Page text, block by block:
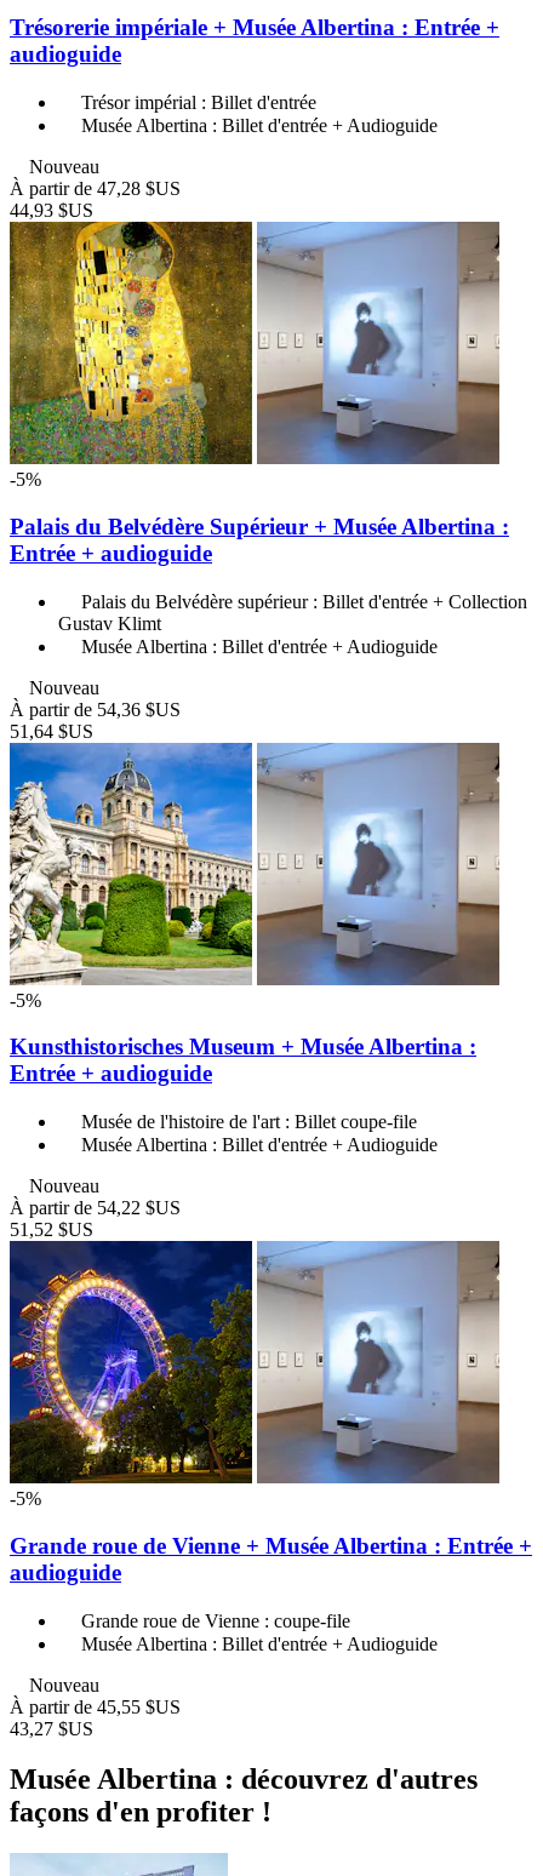
Trésorerie impériale + Musée Albertina : Entrée +
audioguide
Trésor impérial : Billet d'entrée
Musée Albertina : Billet d'entrée + Audioguide
Nouveau
À partir de 47,28 $US
44,93 $US
-5%
Palais du Belvédère Supérieur + Musée Albertina :
Entrée + audioguide
Palais du Belvédère supérieur : Billet d'entrée + Collection
Gustav Klimt
Musée Albertina : Billet d'entrée + Audioguide
Nouveau
À partir de 54,36 $US
51,64 $US
-5%
Kunsthistorisches Museum + Musée Albertina :
Entrée + audioguide
Musée de l'histoire de l'art : Billet coupe-file
Musée Albertina : Billet d'entrée + Audioguide
Nouveau
À partir de 54,22 $US
51,52 $US
-5%
Grande roue de Vienne + Musée Albertina : Entrée +
audioguide
Grande roue de Vienne : coupe-file
Musée Albertina : Billet d'entrée + Audioguide
Nouveau
À partir de 45,55 $US
43,27 $US
Musée Albertina : découvrez d'autres
façons d'en profiter !